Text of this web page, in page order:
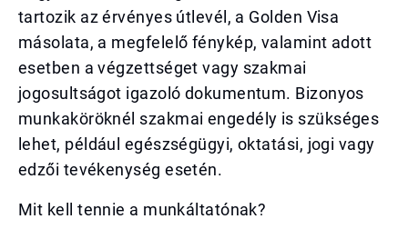
tartozik az érvényes útlevél, a Golden Visa
másolata, a megfelelő fénykép, valamint adott
esetben a végzettséget vagy szakmai
jogosultságot igazoló dokumentum. Bizonyos
munkaköröknél szakmai engedély is szükséges
lehet, például egészségügyi, oktatási, jogi vagy
edzői tevékenység esetén.
Mit kell tennie a munkáltatónak?